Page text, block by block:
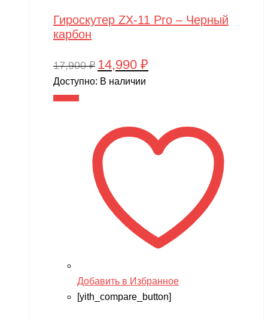
Гироскутер ZX-11 Pro – Черный
карбон
17,900₽ Первоначальная
цена
14,990 ₽
Доступно: В наличии
Добавить в Избранное
[yith_compare_button]